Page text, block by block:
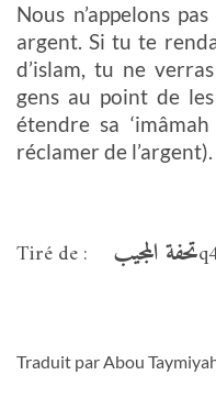
Nous n’appelons
argent. Si tu te
d’islam, tu ne
gens au point de
étendre sa
réclamer de l’argent).
Tiré de : تحفة المجيب
Traduit par Abou